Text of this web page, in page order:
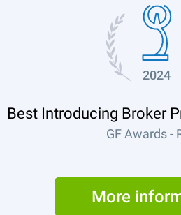
2024
Best Introducing Broker
GF Awards -
More